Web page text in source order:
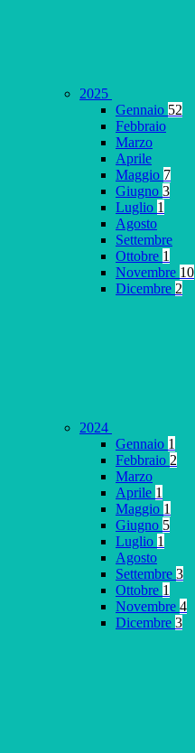
2025
Gennaio 52
Febbraio
Marzo
Aprile
Maggio 7
Giugno 3
Luglio 1
Agosto
Settembre
Ottobre 1
Novembre 10
Dicembre 2
2024
Gennaio 1
Febbraio 2
Marzo
Aprile 1
Maggio 1
Giugno 5
Luglio 1
Agosto
Settembre 3
Ottobre 1
Novembre 4
Dicembre 3